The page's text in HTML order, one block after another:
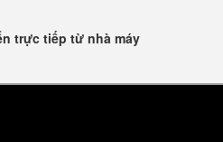
trực tiếp từ nhà máy